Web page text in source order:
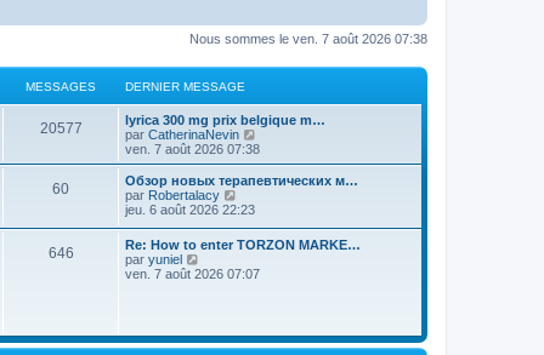
Nous sommes le ven. 7 août 2026 07:38
MESSAGES DERNIER MESSAGE
20577
lyrica 300 mg prix belgique m…
par CatherinaNevin
o
i
r
e
r
i
e
s
ven. 7 août 2026 07:38
60
Обзор новых терапевтических м…
par Robertalacy
o
r
l
e
d
i
jeu. 6 août 2026 22:23
646
Re: How to enter TORZON MARKE…
par yuniel
o
d
ven. 7 août 2026 07:07